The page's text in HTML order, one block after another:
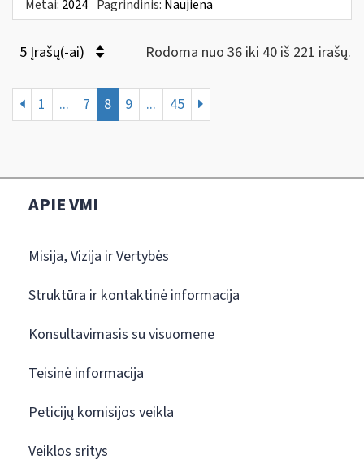
Metai: 2024 Pagrindinis: Naujiena
5 Įrašų(-ai) Rodoma nuo 36 iki 40 iš 221 irašų.
1 ... 7 8 9 ... 45
APIE VMI
Misija, Vizija ir Vertybės
Struktūra ir kontaktinė informacija
Konsultavimasis su visuomene
Teisinė informacija
Peticijų komisijos veikla
Veiklos sritys